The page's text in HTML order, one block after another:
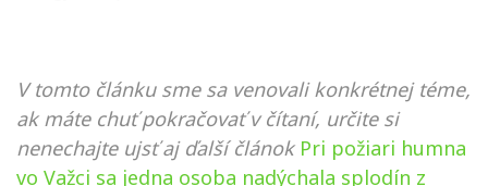
V tomto článku sme sa venovali konkrétnej téme,
ak máte chuť pokračovať v čítaní, určite si
nenechajte ujsť aj ďalší článok Pri požiari humna
vo Važci sa jedna osoba nadýchala splodín z